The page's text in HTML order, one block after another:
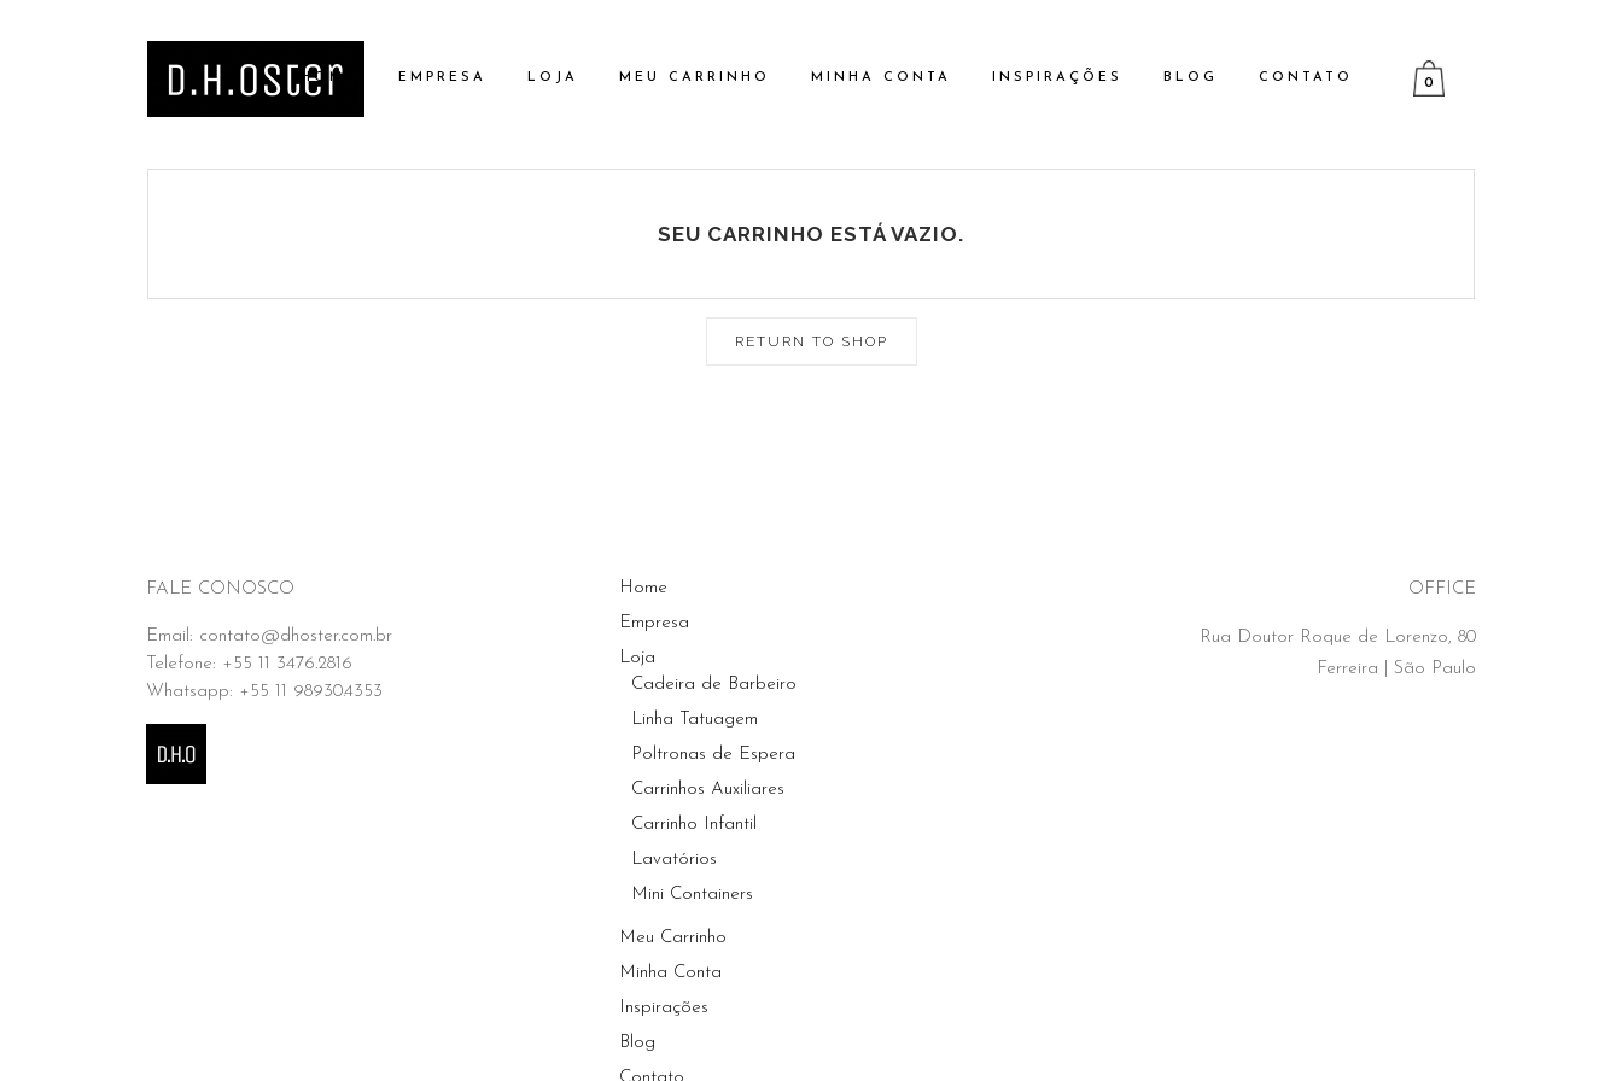
0
HOME EMPRESA LOJA MEU CARRINHO MINHA CONTA INSPIRAÇÕES BLOG CONTATO
SEU CARRINHO ESTÁ VAZIO.
RETURN TO SHOP
FALE CONOSCO
Email: contato@dhoster.com.br
Telefone: +55 11 3476.2816
Whatsapp: +55 11 98930.4353
Home
Empresa
Loja
Cadeira de Barbeiro
Linha Tatuagem
Poltronas de Espera
Carrinhos Auxiliares
Carrinho Infantil
Lavatórios
Mini Containers
Meu Carrinho
Minha Conta
Inspirações
Blog
OFFICE
Rua Doutor Roque de Lorenzo, 80
Ferreira | São Paulo